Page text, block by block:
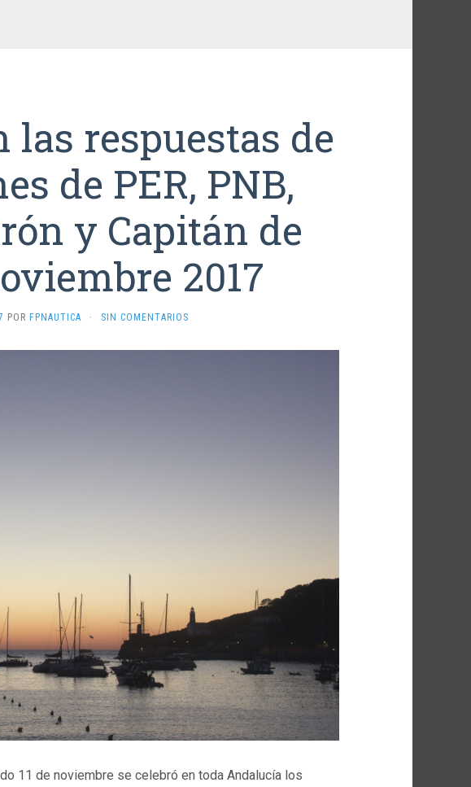
respuestas de
de PER, PNB,
y Capitán de
2017
POR FPNAUTICA · SIN COMENTARIOS
11 de noviembre se celebró en toda Andalucía los